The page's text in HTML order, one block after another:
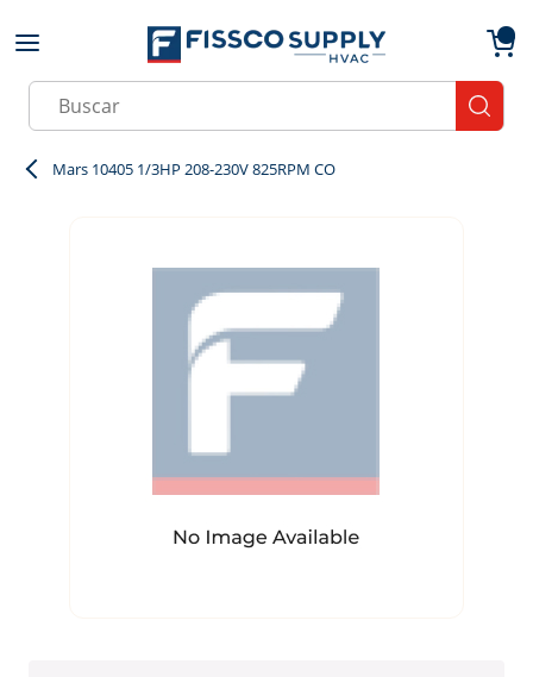
Skip to main content
Site Search
Mars 10405 1/3HP 208-230V 825RPM CO